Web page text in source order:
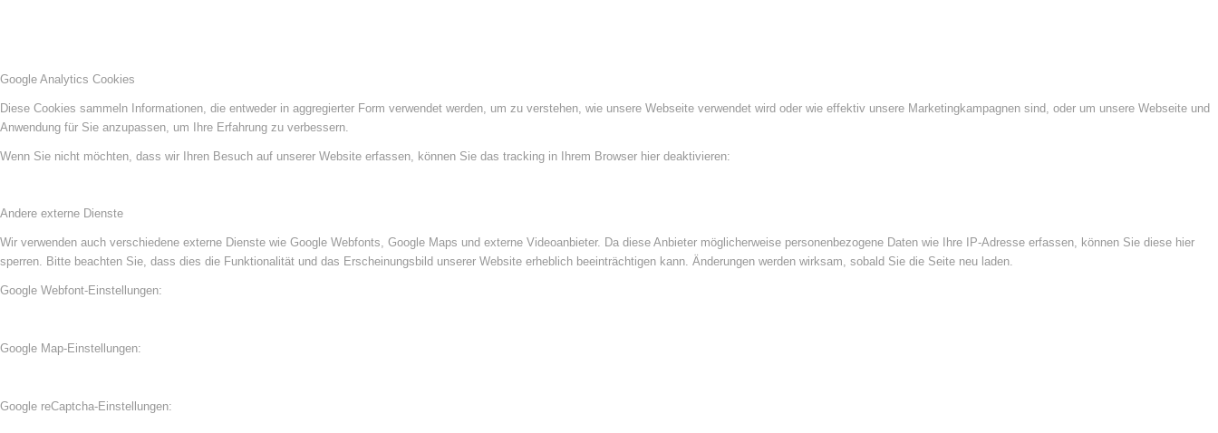
Google Analytics Cookies
Diese Cookies sammeln Informationen, die entweder in aggregierter Form verwendet werden, um zu verstehen, wie unsere Webseite verwendet wird oder wie effektiv unsere Marketingkampagnen sind, oder um unsere Webseite und
Anwendung für Sie anzupassen, um Ihre Erfahrung zu verbessern.
Wenn Sie nicht möchten, dass wir Ihren Besuch auf unserer Website erfassen, können Sie das tracking in Ihrem Browser hier deaktivieren:
Andere externe Dienste
Wir verwenden auch verschiedene externe Dienste wie Google Webfonts, Google Maps und externe Videoanbieter. Da diese Anbieter möglicherweise personenbezogene Daten wie Ihre IP-Adresse erfassen, können Sie diese hier
sperren. Bitte beachten Sie, dass dies die Funktionalität und das Erscheinungsbild unserer Website erheblich beeinträchtigen kann. Änderungen werden wirksam, sobald Sie die Seite neu laden.
Google Webfont-Einstellungen:
Google Map-Einstellungen:
Google reCaptcha-Einstellungen: